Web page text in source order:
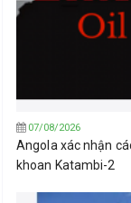
07/08/2026
Angola xác nhận
khoan Katambi-2